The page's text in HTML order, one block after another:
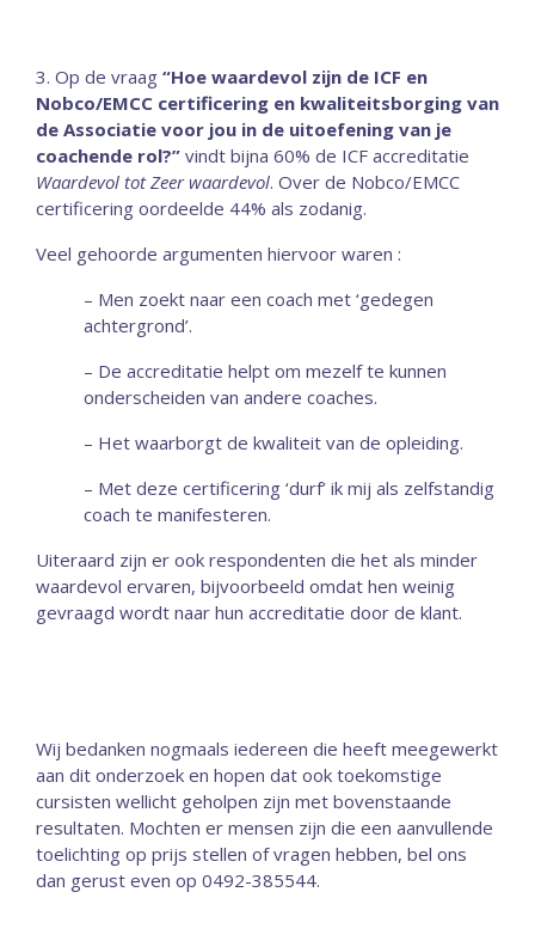
3. Op de vraag “Hoe waardevol zijn de ICF en
Nobco/EMCC certificering en kwaliteitsborging van
de Associatie voor jou in de uitoefening van je
coachende rol?” vindt bijna 60% de ICF accreditatie
Waardevol tot Zeer waardevol. Over de Nobco/EMCC
certificering oordeelde 44% als zodanig.
Veel gehoorde argumenten hiervoor waren :
– Men zoekt naar een coach met ‘gedegen
achtergrond’.
– De accreditatie helpt om mezelf te kunnen
onderscheiden van andere coaches.
– Het waarborgt de kwaliteit van de opleiding.
– Met deze certificering ‘durf’ ik mij als zelfstandig
coach te manifesteren.
Uiteraard zijn er ook respondenten die het als minder
waardevol ervaren, bijvoorbeeld omdat hen weinig
gevraagd wordt naar hun accreditatie door de klant.
Wij bedanken nogmaals iedereen die heeft meegewerkt
aan dit onderzoek en hopen dat ook toekomstige
cursisten wellicht geholpen zijn met bovenstaande
resultaten. Mochten er mensen zijn die een aanvullende
toelichting op prijs stellen of vragen hebben, bel ons
dan gerust even op 0492-385544.